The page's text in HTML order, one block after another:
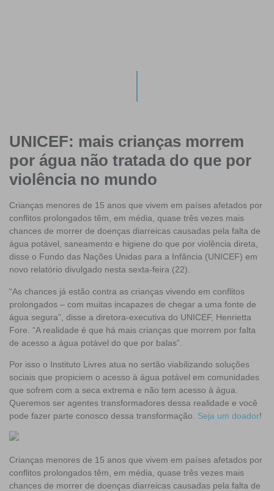
UNICEF: mais crianças morrem
por água não tratada do que por
violência no mundo
Crianças menores de 15 anos que vivem em países afetados por
conflitos prolongados têm, em média, quase três vezes mais
chances de morrer de doenças diarreicas causadas pela falta de
água potável, saneamento e higiene do que por violência direta,
disse o Fundo das Nações Unidas para a Infância (UNICEF) em
novo relatório divulgado nesta sexta-feira (22).
“As chances já estão contra as crianças vivendo em conflitos
prolongados – com muitas incapazes de chegar a uma fonte de
água segura”, disse a diretora-executiva do UNICEF, Henrietta
Fore. “A realidade é que há mais crianças que morrem por falta
de acesso a água potável do que por balas”.
Por isso o Instituto Livres atua no sertão viabilizando soluções
sociais que propiciem o acesso à água potável em comunidades
que sofrem com a seca extrema e não tem acesso à água.
Queremos ser agentes transformadores dessa realidade e você
pode fazer parte conosco dessa transformação. Seja um doador!
Crianças menores de 15 anos que vivem em países afetados por
conflitos prolongados têm, em média, quase três vezes mais
chances de morrer de doenças diarreicas causadas pela falta de